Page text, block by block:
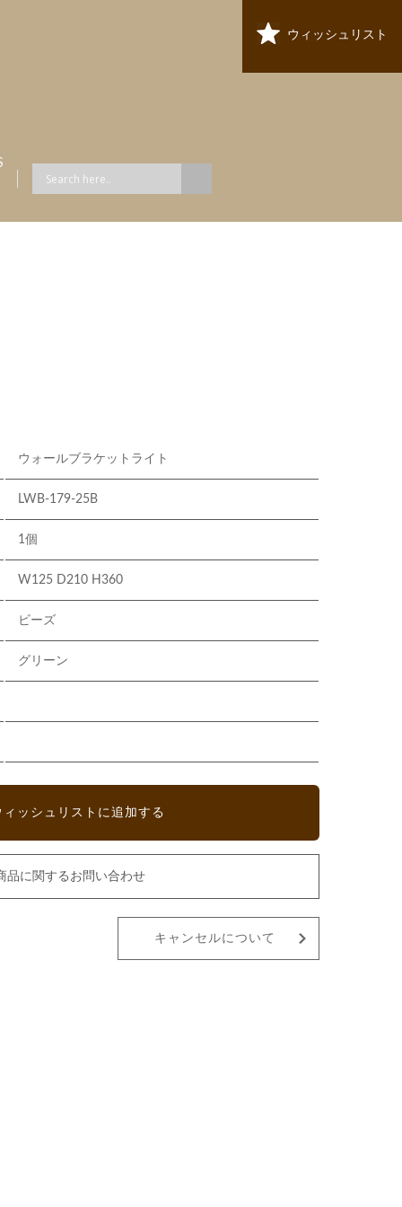
ウィッシュリスト
ウォールブラケットライト
LWB-179-25B
1個
W125 D210 H360
ビーズ
グリーン
ィッシュリストに追加する
品に関するお問い合わせ
キャンセルについて